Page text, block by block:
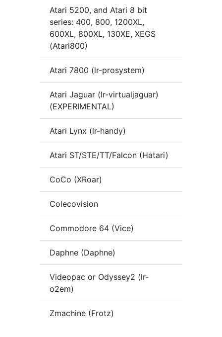
Atari 5200, and Atari 8 bit
series: 400, 800, 1200XL,
600XL, 800XL, 130XE, XEGS
(Atari800)
Atari 7800 (lr-prosystem)
Atari Jaguar (lr-virtualjaguar)
(EXPERIMENTAL)
Atari Lynx (lr-handy)
Atari ST/STE/TT/Falcon (Hatari)
CoCo (XRoar)
Colecovision
Commodore 64 (Vice)
Daphne (Daphne)
Videopac or Odyssey2 (lr-
o2em)
Zmachine (Frotz)